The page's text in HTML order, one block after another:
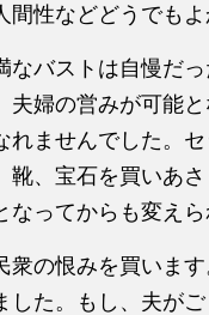
性などどうでもよ
なバストは自慢だ
夫婦の営みが可能
れませんでした。
靴、宝石を買いあ
ってからも変えら
衆の恨みを買いま
た。もし、夫がご